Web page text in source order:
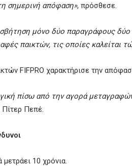
σημερινή απόφαση», πρόσθεσε.
μόνο δύο παραγράφους δύο
παικτών, τις οποίες καλείται
FIFPRO χαρακτήρισε την
πίσω από την αγορά
Πίτερ Πεπέ.
10 χρόνια.